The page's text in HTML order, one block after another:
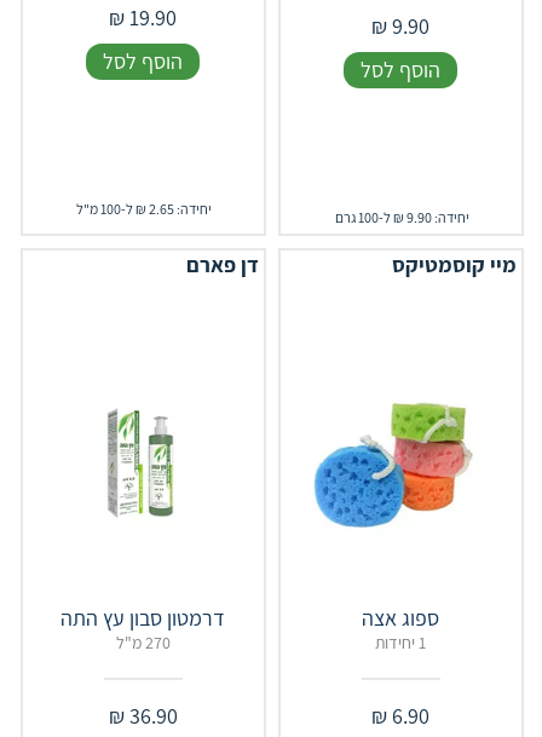
9.90
₪
הוסף לסל
יחידה: 9.90 ₪ ל-100 גרם
19.90
₪
הוסף לסל
יחידה: 2.65 ₪ ל-100 מ"ל
מיי קוסמטיקס
ספוג אצה
1 יחידות
6.90
₪
דן פארם
270 מ"ל
36.90
₪